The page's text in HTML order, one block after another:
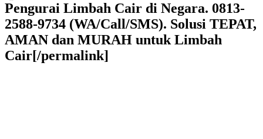
Pengurai Limbah Cair di Negara. 0813-
2588-9734 (WA/Call/SMS). Solusi TEPAT,
AMAN dan MURAH untuk Limbah
Cair[/permalink]